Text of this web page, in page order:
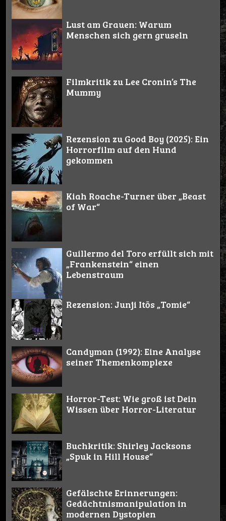
Lust am Grauen: Warum
Menschen sich gern gruseln
Filmkritik zu Lee Cronin’s The
Mummy
Rezension zu Good Boy (2025): Ein
Horrorfilm auf den Hund
gekommen
Kiah Roache-Turner über „Beast
of War“
Guillermo del Toro erfüllt sich mit
„Frankenstein“ einen
Lebenstraum
Rezension: Junji Itōs „Tomie“
Candyman (1992): Eine Analyse
seiner Themenkomplexe
Horror-Test: Wie groß ist Dein
Wissen über Horror-Literatur
Buchkritik: Shirley Jacksons
„Spuk in Hill House“
Gefälschte Erinnerungen:
Gedächtnismanipulation in
modernen Dystopien